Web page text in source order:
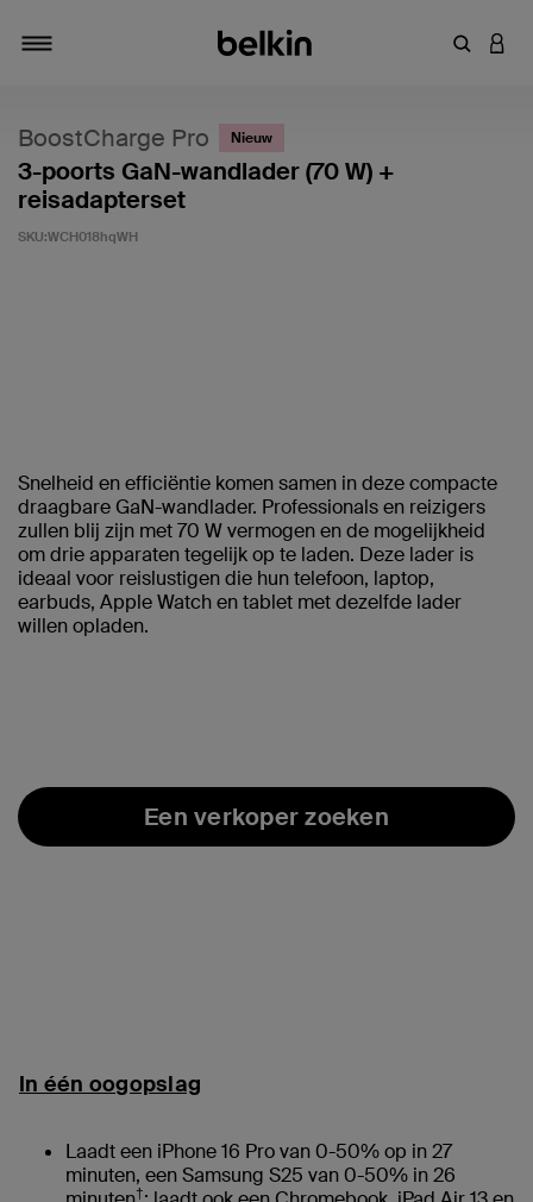
BoostCharge Pro Nieuw
3-poorts GaN-wandlader (70 W) +
reisadapterset
SKU:WCH018hqWH
Snelheid en efficiëntie komen samen in deze compacte
draagbare GaN-wandlader. Professionals en reizigers
zullen blij zijn met 70 W vermogen en de mogelijkheid
om drie apparaten tegelijk op te laden. Deze lader is
ideaal voor reislustigen die hun telefoon, laptop,
earbuds, Apple Watch en tablet met dezelfde lader
willen opladen.
Een verkoper zoeken
In één oogopslag
Laadt een iPhone 16 Pro van 0-50% op in 27
minuten, een Samsung S25 van 0-50% in 26
†